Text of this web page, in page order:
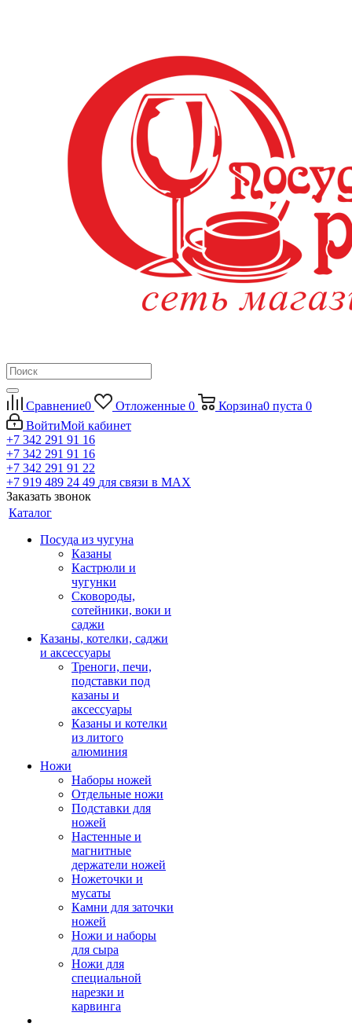
Сравнение0 Отложенные 0 Корзина0 пуста 0
ВойтиМой кабинет
+7 342 291 91 16
+7 342 291 91 16
+7 342 291 91 22
+7 919 489 24 49 для связи в МАХ
Заказать звонок
Каталог
Посуда из чугуна
Казаны
Кастрюли и
чугунки
Сковороды,
сотейники, воки и
саджи
Казаны, котелки, саджи
и аксессуары
Треноги, печи,
подставки под
казаны и
аксессуары
Казаны и котелки
из литого
алюминия
Ножи
Наборы ножей
Отдельные ножи
Подставки для
ножей
Настенные и
магнитные
держатели ножей
Ножеточки и
мусаты
Камни для заточки
ножей
Ножи и наборы
для сыра
Ножи для
специальной
нарезки и
карвинга